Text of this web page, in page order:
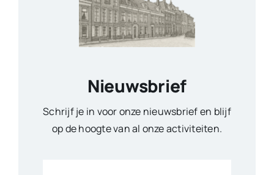
Nieuwsbrief
Schrijf je in voor onze nieuwsbrief en blijf
op de hoogte van al onze activiteiten.